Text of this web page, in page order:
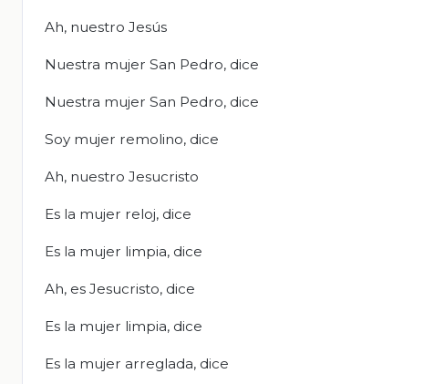
Ah, nuestro Jesús
Nuestra mujer San Pedro, dice
Nuestra mujer San Pedro, dice
Soy mujer remolino, dice
Ah, nuestro Jesucristo
Es la mujer reloj, dice
Es la mujer limpia, dice
Ah, es Jesucristo, dice
Es la mujer limpia, dice
Es la mujer arreglada, dice